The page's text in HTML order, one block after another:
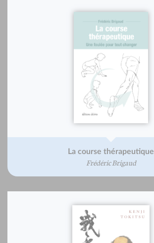
La course thérapeutique
Frédéric Brigaud